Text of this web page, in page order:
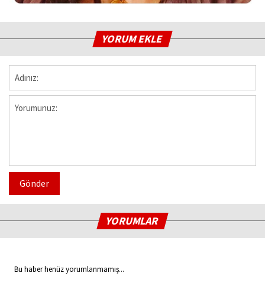
YORUM EKLE
Gönder
YORUMLAR
Bu haber henüz yorumlanmamış...